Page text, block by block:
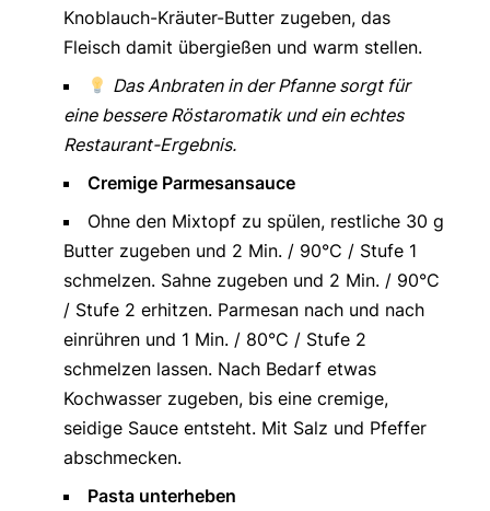
Knoblauch-Kräuter-Butter zugeben, das
Fleisch damit übergießen und warm stellen.
Das Anbraten in der Pfanne sorgt für
eine bessere Röstaromatik und ein echtes
Restaurant-Ergebnis.
Cremige Parmesansauce
Ohne den Mixtopf zu spülen, restliche 30 g
Butter zugeben und 2 Min. / 90°C / Stufe 1
schmelzen. Sahne zugeben und 2 Min. / 90°C
/ Stufe 2 erhitzen. Parmesan nach und nach
einrühren und 1 Min. / 80°C / Stufe 2
schmelzen lassen. Nach Bedarf etwas
Kochwasser zugeben, bis eine cremige,
seidige Sauce entsteht. Mit Salz und Pfeffer
abschmecken.
Pasta unterheben